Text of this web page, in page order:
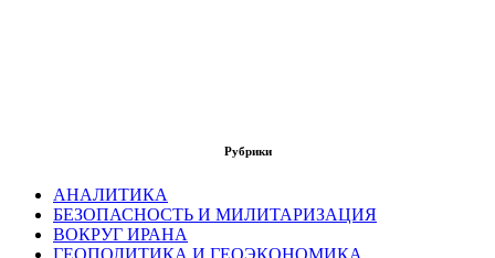
Рубрики
АНАЛИТИКА
БЕЗОПАСНОСТЬ И МИЛИТАРИЗАЦИЯ
ВОКРУГ ИРАНА
ГЕОПОЛИТИКА И ГЕОЭКОНОМИКА